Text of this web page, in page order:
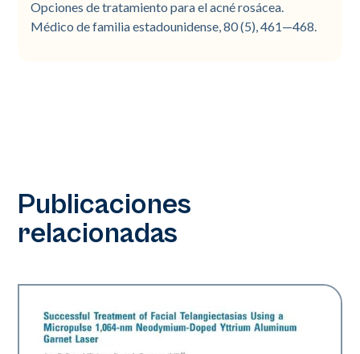
Opciones de tratamiento para el acné rosácea.
Médico de familia estadounidense, 80 (5), 461—468.
Publicaciones
relacionadas